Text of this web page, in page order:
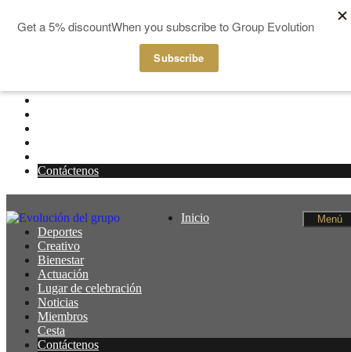
Inicio
Contáctenos
Menú
Inicio
Deportes
Creativo
Bienestar
Actuación
Lugar de celebración
Noticias
Miembros
Cesta
Contáctenos